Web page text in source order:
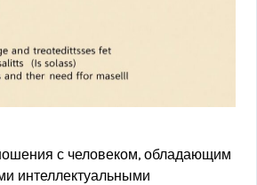
с человеком, обладающим
интеллектуальными